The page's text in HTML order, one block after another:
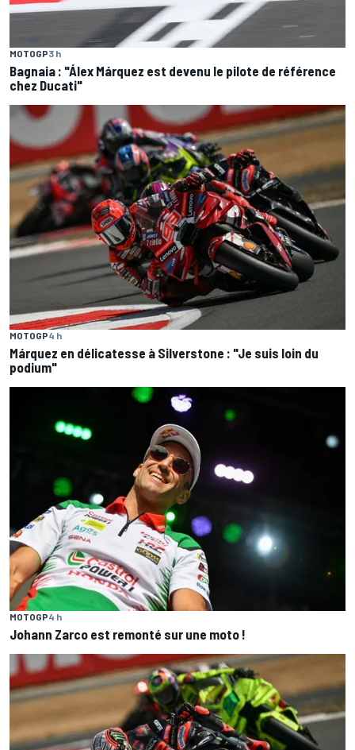
MOTOGP3 h
Bagnaia : "Álex Márquez est devenu le pilote de référence
chez Ducati"
MOTOGP4 h
Márquez en délicatesse à Silverstone : "Je suis loin du
podium"
MOTOGP4 h
Johann Zarco est remonté sur une moto !